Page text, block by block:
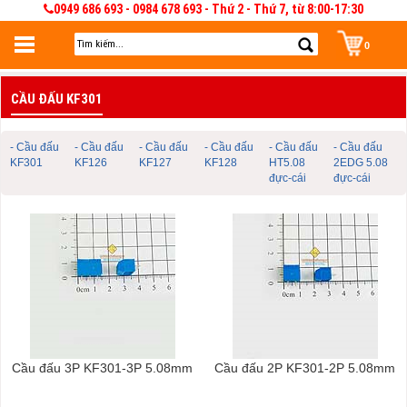
0949 686 693 - 0984 678 693 - Thứ 2 - Thứ 7, từ 8:00-17:30
0
Đăng nhập
Đăng nhập để lưu giỏ hàng 30 ngày. Có thể sửa và quản lý giỏ hàng và đơn
hàng
CẦU ĐẤU KF301
- Cầu đấu
KF301
- Cầu đấu
KF126
- Cầu đấu
KF127
- Cầu đấu
KF128
- Cầu đấu
HT5.08
đực-cái
- Cầu đấu
2EDG 5.08
đực-cái
Cầu đấu 3P KF301-3P 5.08mm Cầu đấu 2P KF301-2P 5.08mm